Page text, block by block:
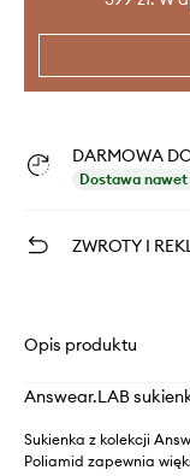
DARMOWA
Dostawa
ZWROTY I
Opis produktu
Answear.LAB
Sukienka z kolekcji
Poliamid zapewnia